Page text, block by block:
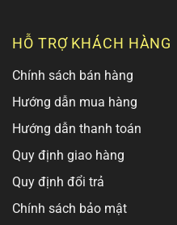
HỖ TRỢ KHÁCH HÀNG
Chính sách bán hàng
Hướng dẫn mua hàng
Hướng dẫn thanh toán
Quy định giao hàng
Quy định đổi trả
Chính sách bảo mật